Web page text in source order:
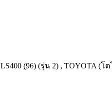
(96) (รุ่น 2) , TOYOTA (